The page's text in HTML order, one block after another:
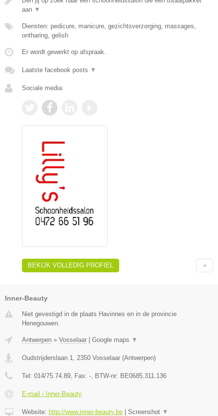
aan ▼
Diensten: pedicure, manicure, gezichtsverzorging, massages,
ontharing, gelish
Er wordt gewerkt op afspraak.
Laatste facebook posts ▼
Sociale media:
BEKIJK VOLLEDIG PROFIEL
Inner-Beauty
Niet gevestigd in de plaats Havinnes en in de provincie
Henegouwen.
Antwerpen » Vosselaar | Google maps ▼
Oudstrijderslaan 1 2350 Vosselaar (Antwerpen)
Tel: 014/75.74.89 , Fax: - , BTW-nr: BE0685.311.136
E-mail › Inner-Beauty
Website: http://www.inner-beauty.be | Screenshot ▼